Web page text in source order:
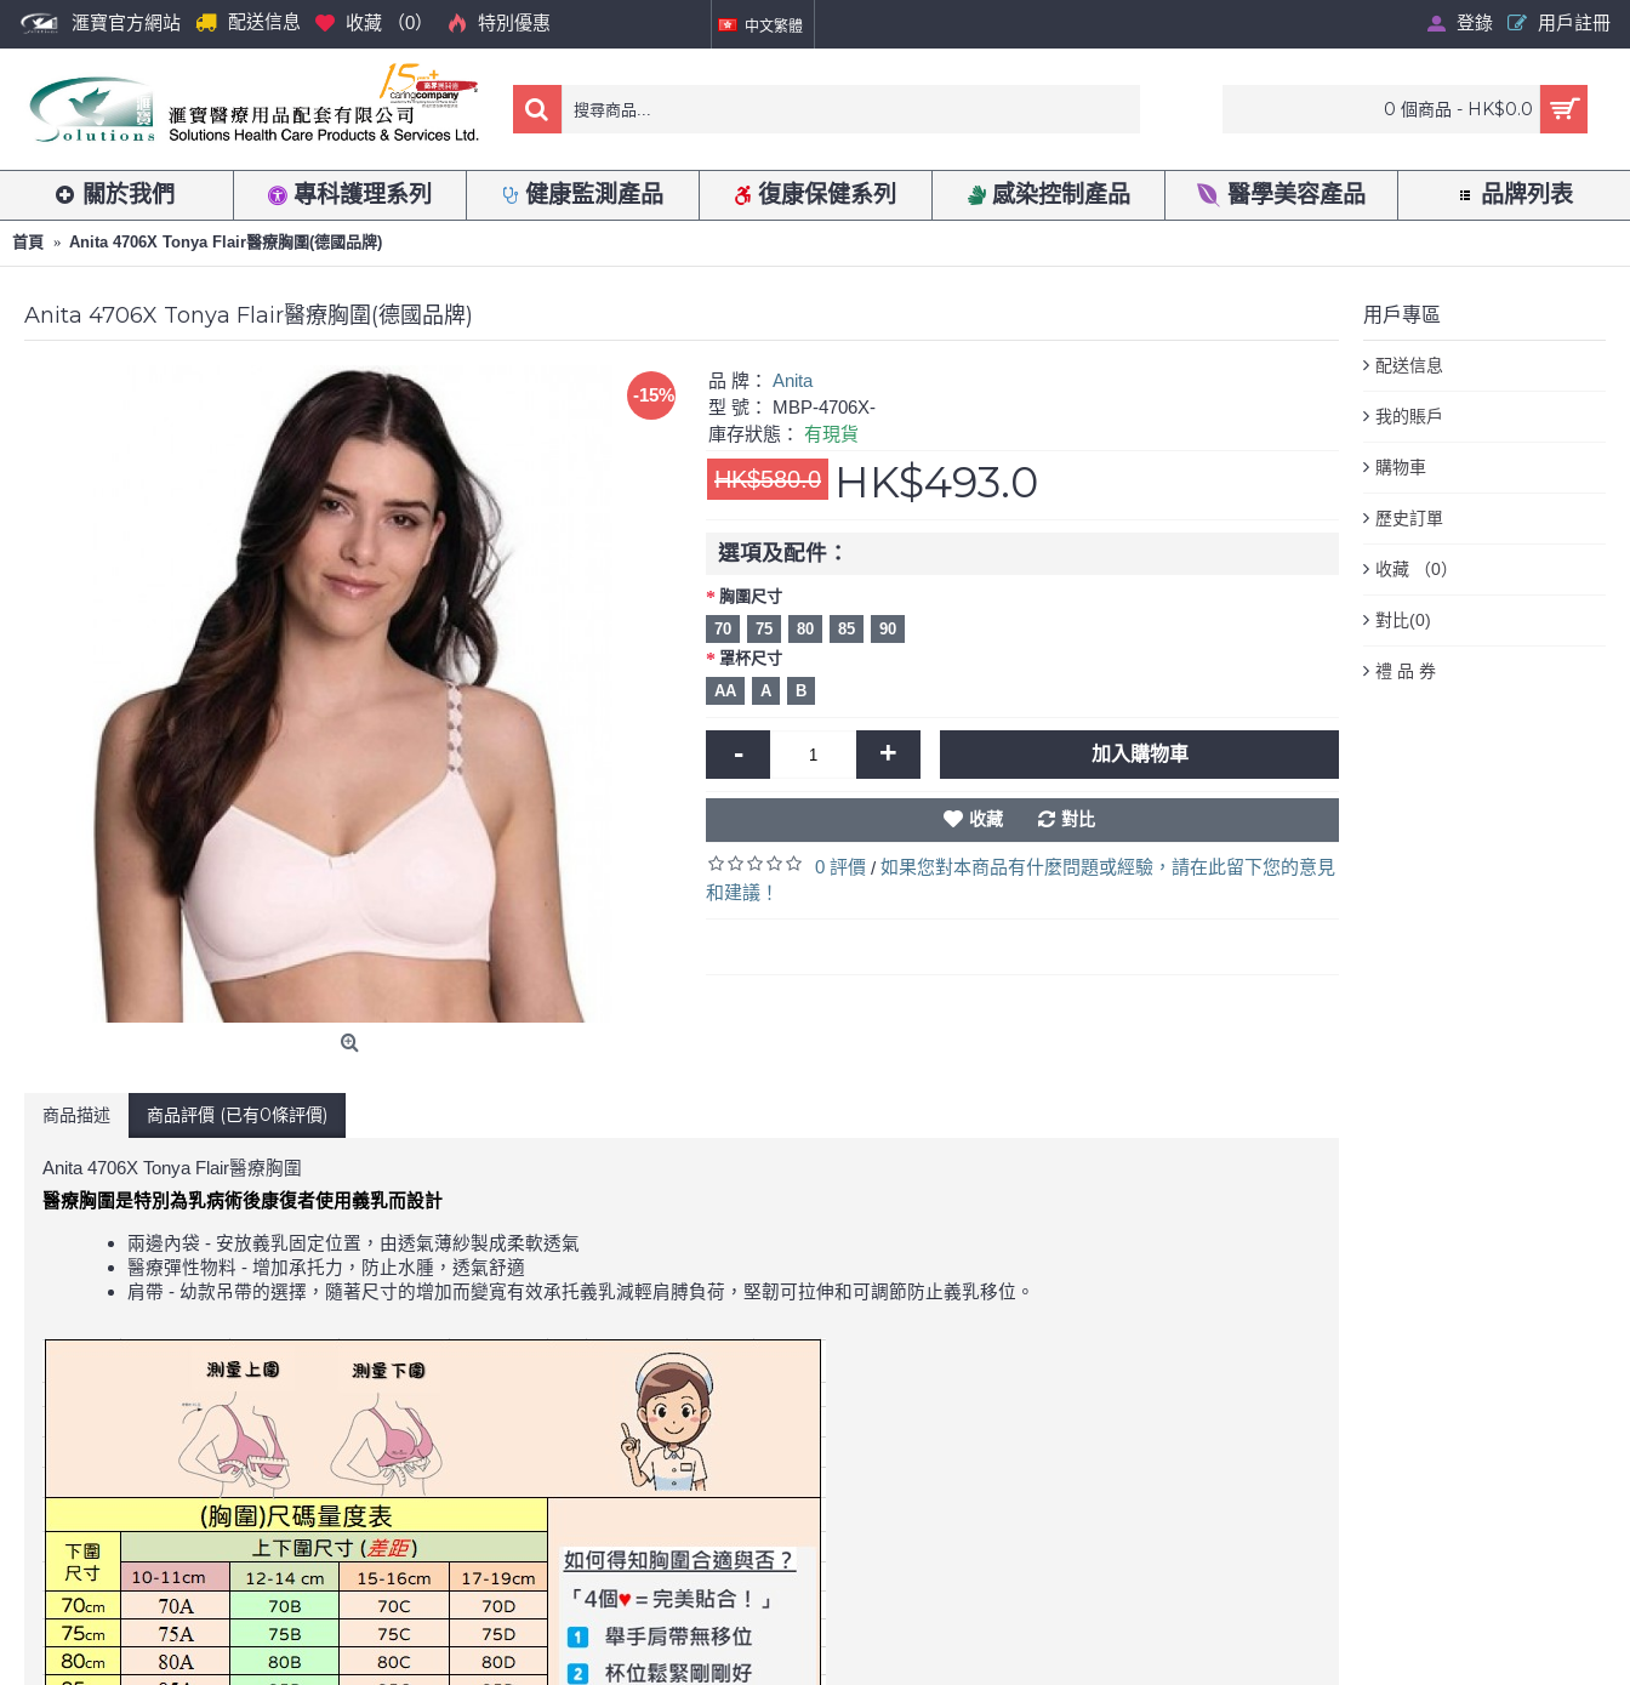
滙寶官方網站 配送信息 收藏 （0） 特別優惠 中文繁體 登錄 用戶註冊
0 個商品 - HK$0.0
關於我們 專科護理系列 健康監測產品 復康保健系列 感染控制產品 醫學美容產品 品牌列表
首頁 Anita 4706X Tonya Flair醫療胸圍(德國品牌)
用戶專區
配送信息
我的賬戶
購物車
歷史訂單
收藏 （0）
對比(0)
禮 品 券
Anita 4706X Tonya Flair醫療胸圍(德國品牌)
-15%
品 牌： Anita
型 號： MBP-4706X-
庫存狀態： 有現貨
HK$580.0 HK$493.0
選項及配件：
胸圍尺寸
70
75 80 85
90
罩杯尺寸
AA
A B
- + 加入購物車
收藏 對比
0 評價 / 如果您對本商品有什麼問題或經驗，請在此留下您的意見
和建議！
商品描述 商品評價 (已有0條評價)
Anita 4706X Tonya Flair醫療胸圍
醫療胸圍是特別為乳病術後康復者使用義乳而設計
兩邊內袋 - 安放義乳固定位置，由透氣薄紗製成柔軟透氣
醫療彈性物料 - 增加承托力，防止水腫，透氣舒適
肩帶 - 幼款吊帶的選擇，隨著尺寸的增加而變寬有效承托義乳減輕肩膊負荷，堅韌可拉伸和可調節防止義乳移位。